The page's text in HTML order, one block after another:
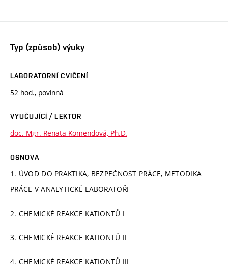
Typ (způsob) výuky
LABORATORNÍ CVIČENÍ
52 hod., povinná
VYUČUJÍCÍ / LEKTOR
doc. Mgr. Renata Komendová, Ph.D.
OSNOVA
1. ÚVOD DO PRAKTIKA, BEZPEČNOST PRÁCE, METODIKA
PRÁCE V ANALYTICKÉ LABORATOŘI
2. CHEMICKÉ REAKCE KATIONTŮ I
3. CHEMICKÉ REAKCE KATIONTŮ II
4. CHEMICKÉ REAKCE KATIONTŮ III